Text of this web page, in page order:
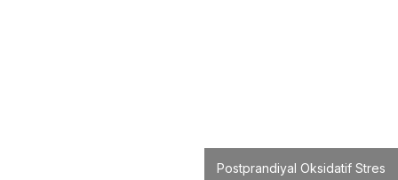
Postprandiyal Oksidatif Stres